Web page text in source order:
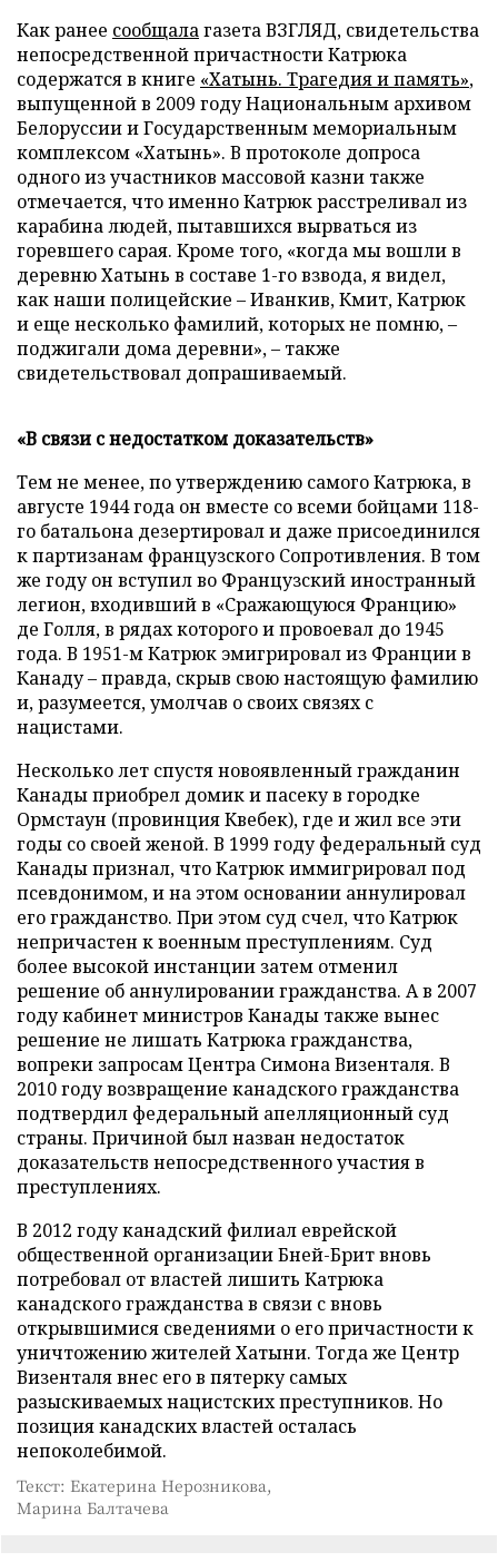
Как ранее сообщалагазета ВЗГЛЯД, свидетельства
непосредственной причастности Катрюка
содержатся в книге «Хатынь. Трагедия и память»,
выпущенной в 2009 году Национальным архивом
Белоруссии и Государственным мемориальным
комплексом «Хатынь». В протоколе допроса
одного из участников массовой казни также
отмечается, что именно Катрюк расстреливал из
карабина людей, пытавшихся вырваться из
горевшего сарая. Кроме того, «когда мы вошли в
деревню Хатынь в составе 1-го взвода, я видел,
как наши полицейские – Иванкив, Кмит, Катрюк
и еще несколько фамилий, которых не помню, –
поджигали дома деревни», – также
свидетельствовал допрашиваемый.
«В связи с недостатком доказательств»
Тем не менее, по утверждению самого Катрюка, в
августе 1944 года он вместе со всеми бойцами 118-
го батальона дезертировал и даже присоединился
к партизанам французского Сопротивления. В том
же году он вступил во Французский иностранный
легион, входивший в «Сражающуюся Францию»
де Голля, в рядах которого и провоевал до 1945
года. В 1951-м Катрюк эмигрировал из Франции в
Канаду – правда, скрыв свою настоящую фамилию
и, разумеется, умолчав о своих связях с
нацистами.
Несколько лет спустя новоявленный гражданин
Канады приобрел домик и пасеку в городке
Ормстаун (провинция Квебек), где и жил все эти
годы со своей женой. В 1999 году федеральный суд
Канады признал, что Катрюк иммигрировал под
псевдонимом, и на этом основании аннулировал
его гражданство. При этом суд счел, что Катрюк
непричастен к военным преступлениям. Суд
более высокой инстанции затем отменил
решение об аннулировании гражданства. А в 2007
году кабинет министров Канады также вынес
решение не лишать Катрюка гражданства,
вопреки запросам Центра Симона Визенталя. В
2010 году возвращение канадского гражданства
подтвердил федеральный апелляционный суд
страны. Причиной был назван недостаток
доказательств непосредственного участия в
преступлениях.
В 2012 году канадский филиал еврейской
общественной организации Бней-Брит вновь
потребовал от властей лишить Катрюка
канадского гражданства в связи с вновь
открывшимися сведениями о его причастности к
уничтожению жителей Хатыни. Тогда же Центр
Визенталя внес его в пятерку самых
разыскиваемых нацистских преступников. Но
позиция канадских властей осталась
непоколебимой.
Текст: Екатерина Нерозникова,
Марина Балтачева